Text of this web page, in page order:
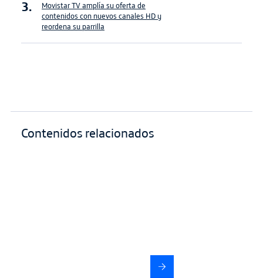
Movistar TV amplía su oferta de
contenidos con nuevos canales HD y
reordena su parrilla
Contenidos relacionados